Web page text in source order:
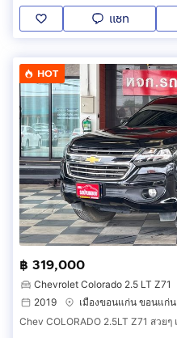
แชท
HOT
฿ 319,000
Chevrolet Colorado 2.5 LT Z71
2019
เมืองขอนแก่น ขอนแก่น